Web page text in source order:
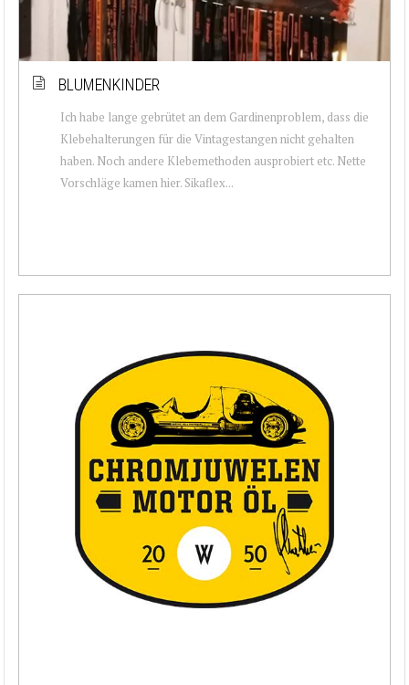
BLUMENKINDER
Ich habe lange gebrütet an dem Gardinenproblem, dass die
Klebehalterungen für die Vintagestangen nicht gehalten
haben. Noch andere Klebemethoden ausprobiert etc. Nette
Vorschläge kamen hier. Sikaflex...